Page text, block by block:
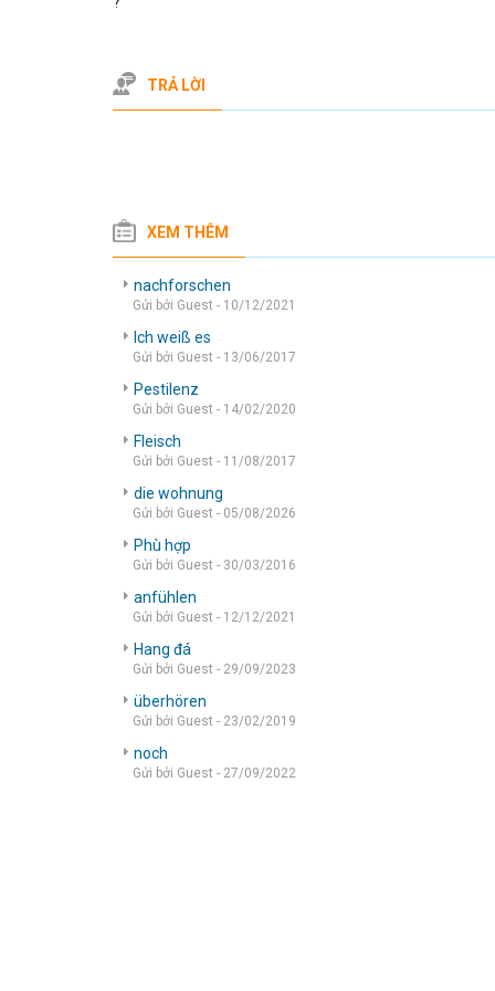
TRẢ LỜI
XEM THÊM
nachforschen
Gửi bởi Guest - 10/12/2021
Ich weiß es
Gửi bởi Guest - 13/06/2017
Pestilenz
Gửi bởi Guest - 14/02/2020
Fleisch
Gửi bởi Guest - 11/08/2017
die wohnung
Gửi bởi Guest - 05/08/2026
Phù hợp
Gửi bởi Guest - 30/03/2016
anfühlen
Gửi bởi Guest - 12/12/2021
Hang đá
Gửi bởi Guest - 29/09/2023
überhören
Gửi bởi Guest - 23/02/2019
noch
Gửi bởi Guest - 27/09/2022